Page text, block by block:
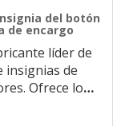
del botón
de encargo
líder de
insignias de
Ofrece lo…